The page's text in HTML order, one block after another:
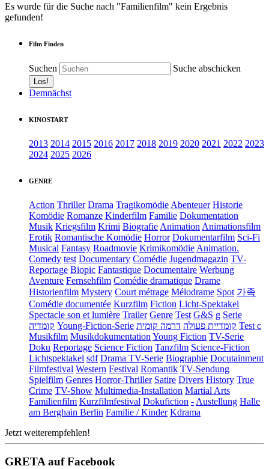
Es wurde für die Suche nach "Familienfilm" kein Ergebnis
gefunden!
Film Finden
Suchen Suche abschicken
Demnächst
KINOSTART
2013 2014 2015 2016 2017 2018 2019 2020 2021 2022 2023
2024 2025 2026
GENRE
Action Thriller Drama Tragikomödie Abenteuer Historie
Komödie Romanze Kinderfilm Familie Dokumentation
Musik Kriegsfilm Krimi Biografie Animation Animationsfilm
Erotik Romantische Komödie Horror Dokumentarfilm Sci-Fi
Musical Fantasy Roadmovie Krimikomödie Animation.
Comedy test Documentary Comédie Jugendmagazin TV-
Reportage Biopic Fantastique Documentaire Werbung
Aventure Fernsehfilm Comédie dramatique Drame
Historienfilm Mystery Court métrage Mélodrame Spot 가족
Comédie documentée Kurzfilm Fiction Licht-Spektakel
Spectacle son et lumière Trailer Genre Test G&S g Serie
קומדיה Young-Fiction-Serie קומדיית פעולה דרמה קומית
Test c
Musikfilm Musikdokumentation Young Fiction TV-Serie
Doku Reportage Science Fiction Tanzfilm Science-Fiction
Lichtspektakel sdf Drama TV-Serie Biographie Docutainment
Filmfestival Western Festival Romantik TV-Sendung
Spielfilm Genres Horror-Thriller Satire Divers History True
Crime TV-Show Multimedia-Installation Martial Arts
Familienfilm Kurzfilmfestival Dokufiction - Austellung Halle
am Berghain Berlin Familie / Kinder Kdrama
Jetzt weiterempfehlen!
GRETA auf Facebook